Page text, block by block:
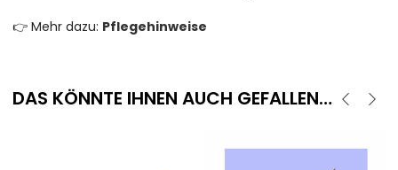
👉 Mehr dazu: Pflegehinweise
DAS KÖNNTE IHNEN AUCH GEFALLEN…